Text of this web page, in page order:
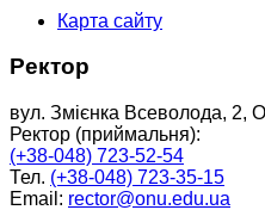
Карта сайту
Ректор
вул. Змієнка Всеволода, 2,
Ректор (приймальня):
(+38-048) 723-52-54
Тел. (+38-048) 723-35-15
Email: rector@onu.edu.ua